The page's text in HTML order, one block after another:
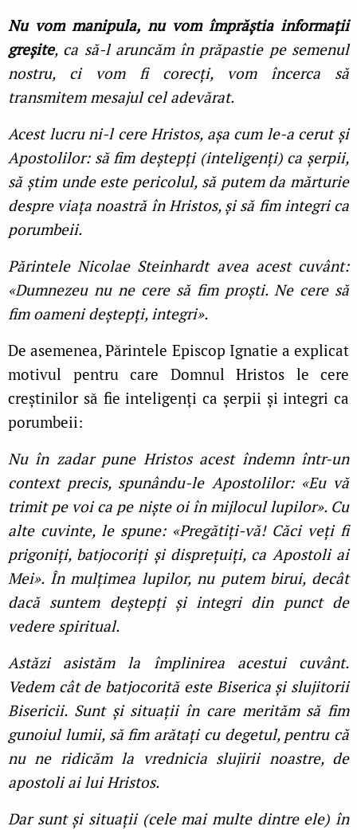
Nu vom manipula, nu vom împrăștia informații
greșite, ca să-l aruncăm în prăpastie pe semenul
nostru, ci vom fi corecți, vom încerca să
transmitem mesajul cel adevărat.
Acest lucru ni-l cere Hristos, așa cum le-a cerut și
Apostolilor: să fim deștepți (inteligenți) ca șerpii,
să știm unde este pericolul, să putem da mărturie
despre viața noastră în Hristos, și să fim integri ca
porumbeii.
Părintele Nicolae Steinhardt avea acest cuvânt:
«Dumnezeu nu ne cere să fim proști. Ne cere să
fim oameni deștepți, integri».
De asemenea, Părintele Episcop Ignatie a explicat
motivul pentru care Domnul Hristos le cere
creștinilor să fie inteligenți ca șerpii și integri ca
porumbeii:
Nu în zadar pune Hristos acest îndemn într-un
context precis, spunându-le Apostolilor: «Eu vă
trimit pe voi ca pe niște oi în mijlocul lupilor». Cu
alte cuvinte, le spune: «Pregătiți-vă! Căci veți fi
prigoniți, batjocoriți și disprețuiți, ca Apostoli ai
Mei». În mulțimea lupilor, nu putem birui, decât
dacă suntem deștepți și integri din punct de
vedere spiritual.
Astăzi asistăm la împlinirea acestui cuvânt.
Vedem cât de batjocorită este Biserica și slujitorii
Bisericii. Sunt și situații în care merităm să fim
gunoiul lumii, să fim arătați cu degetul, pentru că
nu ne ridicăm la vrednicia slujirii noastre, de
apostoli ai lui Hristos.
Dar sunt și situații (cele mai multe dintre ele) în